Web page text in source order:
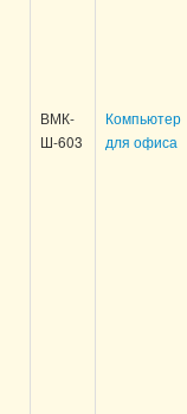
ВМК-
Ш-603
Компьютер
для офиса